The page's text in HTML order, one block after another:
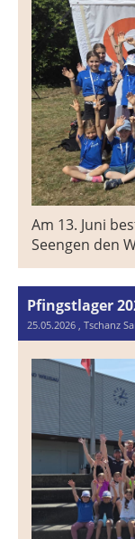
Am 13. Juni
Seengen den
Pfingstlager
25.05.2026 , Tschanz